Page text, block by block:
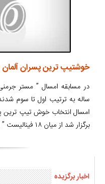
خوشتیپ ترین پسران
ساله به ترتیب اول تا سوم
امسال انتخاب خوش تیپ ترین
برگزار شد از میان ۱۸ فینالیست ” اولیور سِین” ۲۷ ساله […]
اخبار برگزیده